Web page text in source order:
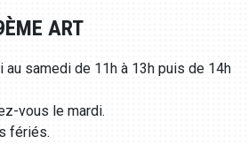
ART
au samedi de 11h à 13h puis de 14h
vous le mardi.
fériés.